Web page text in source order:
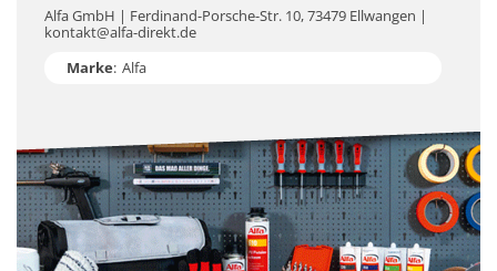
Alfa GmbH | Ferdinand-Porsche-Str. 10, 73479 Ellwangen |
kontakt@alfa-direkt.de
Marke: Alfa